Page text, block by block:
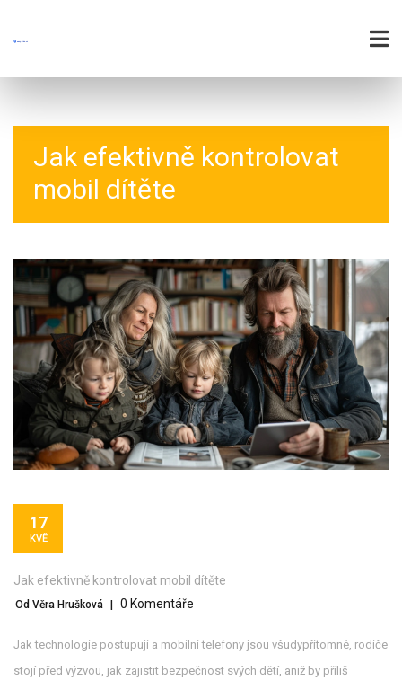
Jak efektivně kontrolovat
mobil dítěte
17
KVĚ
Jak efektivně kontrolovat mobil dítěte
Od Věra Hrušková 0 Komentáře
Jak technologie postupují a mobilní telefony jsou všudypřítomné, rodiče
stojí před výzvou, jak zajistit bezpečnost svých dětí, aniž by příliš